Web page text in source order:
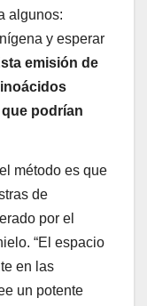
algunos:
y esperar
emisión de
podrían
método es que
de
por el
“El espacio
en las
un potente